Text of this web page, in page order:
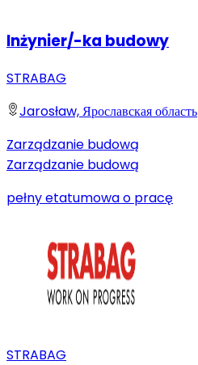
Inżynier/-ka budowy
STRABAG
Jarosław, Ярославская область
Zarządzanie budową
Zarządzanie budową
pełny etatumowa o pracę
STRABAG